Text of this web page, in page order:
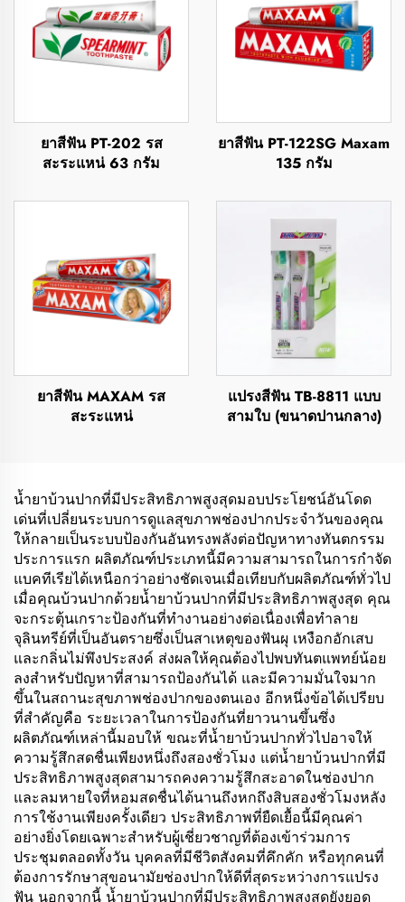
ยาสีฟัน PT-202 รส
สะระแหน่ 63 กรัม
ยาสีฟัน PT-122SG Maxam
135 กรัม
ยาสีฟัน MAXAM รส
สะระแหน่
แปรงสีฟัน TB-8811 แบบ
สามใบ (ขนาดปานกลาง)
น้ำยาบ้วนปากที่มีประสิทธิภาพสูงสุดมอบประโยชน์อันโดด
เด่นที่เปลี่ยนระบบการดูแลสุขภาพช่องปากประจำวันของคุณ
ให้กลายเป็นระบบป้องกันอันทรงพลังต่อปัญหาทางทันตกรรม
ประการแรก ผลิตภัณฑ์ประเภทนี้มีความสามารถในการกำจัด
แบคทีเรียได้เหนือกว่าอย่างชัดเจนเมื่อเทียบกับผลิตภัณฑ์ทั่วไป
เมื่อคุณบ้วนปากด้วยน้ำยาบ้วนปากที่มีประสิทธิภาพสูงสุด คุณ
จะกระตุ้นเกราะป้องกันที่ทำงานอย่างต่อเนื่องเพื่อทำลาย
จุลินทรีย์ที่เป็นอันตรายซึ่งเป็นสาเหตุของฟันผุ เหงือกอักเสบ
และกลิ่นไม่พึงประสงค์ ส่งผลให้คุณต้องไปพบทันตแพทย์น้อย
ลงสำหรับปัญหาที่สามารถป้องกันได้ และมีความมั่นใจมาก
ขึ้นในสถานะสุขภาพช่องปากของตนเอง อีกหนึ่งข้อได้เปรียบ
ที่สำคัญคือ ระยะเวลาในการป้องกันที่ยาวนานขึ้นซึ่ง
ผลิตภัณฑ์เหล่านี้มอบให้ ขณะที่น้ำยาบ้วนปากทั่วไปอาจให้
ความรู้สึกสดชื่นเพียงหนึ่งถึงสองชั่วโมง แต่น้ำยาบ้วนปากที่มี
ประสิทธิภาพสูงสุดสามารถคงความรู้สึกสะอาดในช่องปาก
และลมหายใจที่หอมสดชื่นได้นานถึงหกถึงสิบสองชั่วโมงหลัง
การใช้งานเพียงครั้งเดียว ประสิทธิภาพที่ยืดเยื้อนี้มีคุณค่า
อย่างยิ่งโดยเฉพาะสำหรับผู้เชี่ยวชาญที่ต้องเข้าร่วมการ
ประชุมตลอดทั้งวัน บุคคลที่มีชีวิตสังคมที่คึกคัก หรือทุกคนที่
ต้องการรักษาสุขอนามัยช่องปากให้ดีที่สุดระหว่างการแปรง
ฟัน นอกจากนี้ น้ำยาบ้วนปากที่มีประสิทธิภาพสูงสุดยังยอด